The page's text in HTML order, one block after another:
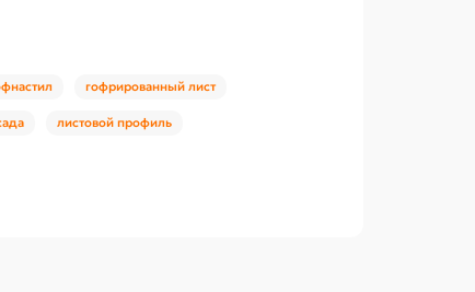
гофрированный лист
листовой профиль